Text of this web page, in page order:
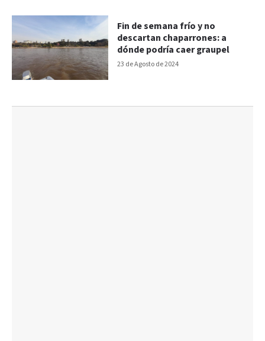
23 de Agosto de 2024
Fin de semana frío y no
descartan chaparrones: a
dónde podría caer graupel